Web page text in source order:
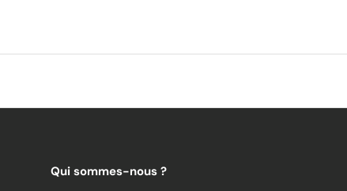
Qui sommes-nous ?